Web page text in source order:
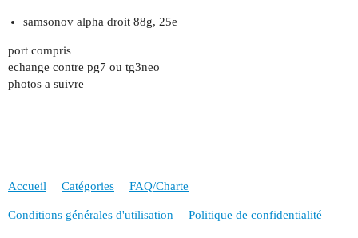
samsonov alpha droit 88g, 25e
port compris
echange contre pg7 ou tg3neo
photos a suivre
Accueil Catégories FAQ/Charte
Conditions générales d'utilisation Politique de confidentialité